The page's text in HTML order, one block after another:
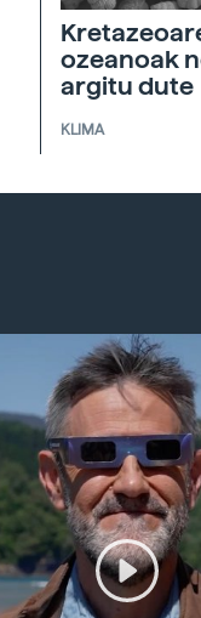
ozeanoak
argitu dute
KLIMA